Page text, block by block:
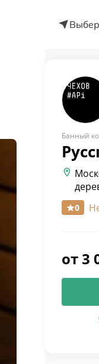
Банный
0
от 3